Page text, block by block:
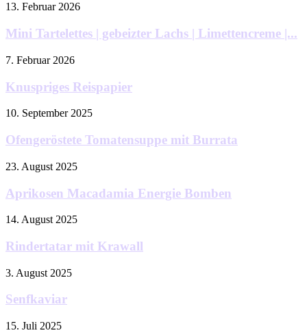
13. Februar 2026
Mini Tartelettes | gebeizter Lachs | Limettencreme |...
7. Februar 2026
Knuspriges Reispapier
10. September 2025
Ofengeröstete Tomatensuppe mit Burrata
23. August 2025
Aprikosen Macadamia Energie Bomben
14. August 2025
Rindertatar mit Krawall
3. August 2025
Senfkaviar
15. Juli 2025